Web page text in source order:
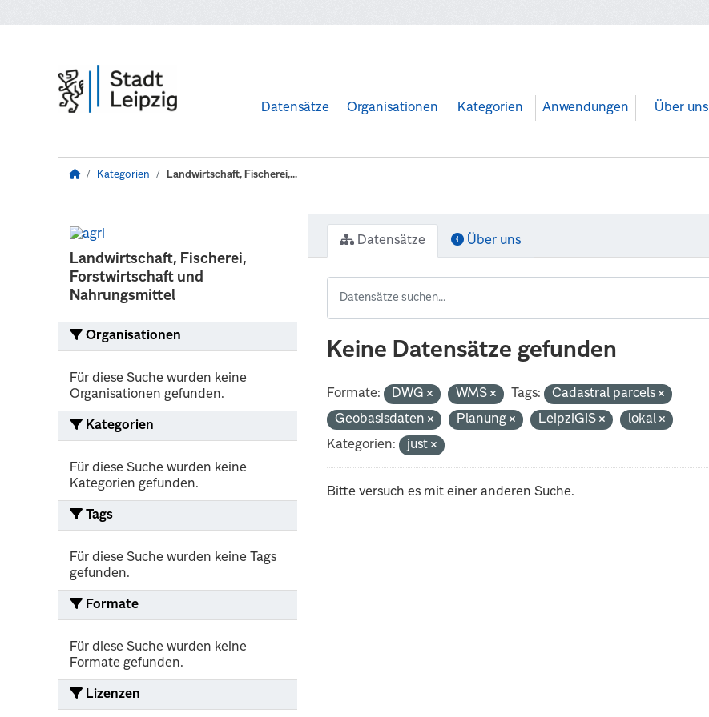
Datensätze Organisationen Kategorien Anwendungen Über uns
Kategorien Landwirtschaft, Fischerei,...
Landwirtschaft, Fischerei,
Forstwirtschaft und
Nahrungsmittel
Organisationen
Für diese Suche wurden keine
Organisationen gefunden.
Kategorien
Für diese Suche wurden keine
Kategorien gefunden.
Tags
Für diese Suche wurden keine Tags
gefunden.
Formate
Für diese Suche wurden keine
Formate gefunden.
Lizenzen
Datensätze Über uns
Keine Datensätze gefunden
Formate: DWG WMS Tags:
Cadastral parcels
Geobasisdaten
Planung LeipziGIS
lokal
Kategorien:
just
Bitte versuch es mit einer anderen Suche.